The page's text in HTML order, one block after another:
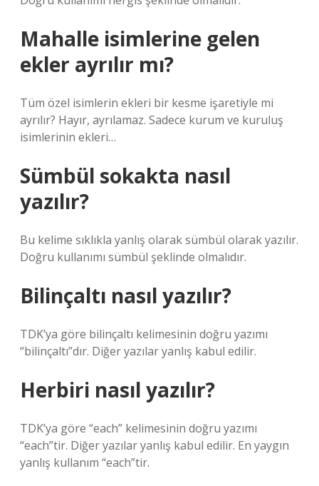
Mahalle isimlerine gelen
ekler ayrılır mı?
Tüm özel isimlerin ekleri bir kesme işaretiyle mi
ayrılır? Hayır, ayrılamaz. Sadece kurum ve kuruluş
isimlerinin ekleri…
Sümbül sokakta nasıl
yazılır?
Bu kelime sıklıkla yanlış olarak sümbül olarak yazılır.
Doğru kullanımı sümbül şeklinde olmalıdır.
Bilinçaltı nasıl yazılır?
TDK’ya göre bilinçaltı kelimesinin doğru yazımı
“bilinçaltı”dır. Diğer yazılar yanlış kabul edilir.
Herbiri nasıl yazılır?
TDK’ya göre “each” kelimesinin doğru yazımı
“each”tir. Diğer yazılar yanlış kabul edilir. En yaygın
yanlış kullanım “each”tir.